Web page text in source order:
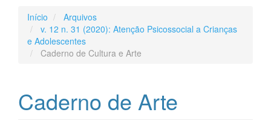
Início
Arquivos
v. 12 n. 31 (2020): Atenção Psicossocial a Crianças
e Adolescentes
Caderno de Cultura e Arte
Caderno de Arte